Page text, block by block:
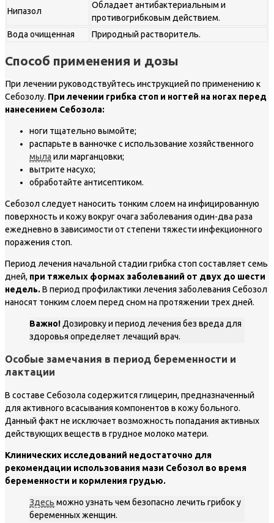
Нипазол
Обладает антибактериальным и
противогрибковым действием.
Вода очищенная
Природный растворитель.
Способ применения и дозы
При лечении руководствуйтесь инструкцией по применению к
Себозолу. При лечении грибка стоп и ногтей на ногах перед
нанесением Себозола:
ноги тщательно вымойте;
распарьте в ванночке с использование хозяйственного
мыла или марганцовки;
вытрите насухо;
обработайте антисептиком.
Себозол следует наносить тонким слоем на инфицированную
поверхность и кожу вокруг очага заболевания один-два раза
ежедневно в зависимости от степени тяжести инфекционного
поражения стоп.
Период лечения начальной стадии грибка стоп составляет семь
дней, при тяжелых формах заболеваний от двух до шести
недель. В период профилактики лечения заболевания Себозол
наносят тонким слоем перед сном на протяжении трех дней.
Важно! Дозировку и период лечения без вреда для
здоровья определяет лечащий врач.
Особые замечания в период беременности и
лактации
В составе Себозола содержится глицерин, предназначенный
для активного всасывания компонентов в кожу больного.
Данный факт не исключает возможность попадания активных
действующих веществ в грудное молоко матери.
Клинических исследований недостаточно для
рекомендации использования мази Себозол во время
беременности и кормления грудью.
Здесь можно узнать чем безопасно лечить грибок у
беременных женщин.